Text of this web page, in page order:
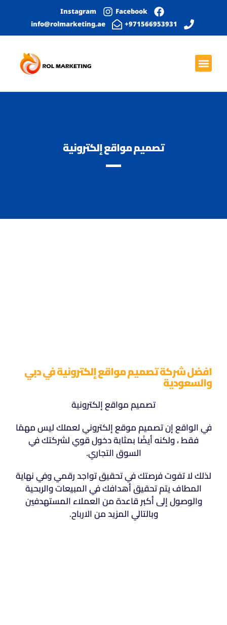
Facebook
Instagram
971566953931+
info@rolmarketing.ae
تصميم مواقع إلكترونية
افضل شركة تصميم مواقع إلكترونية في دبي
والسعودية
تصميم مواقع إلكترونية
في الواقع إن تصميم موقع إلكتروني لعملك ليس مهمًا
فقط ، ولكنه أيضًا بمثابة دخول قوي لشركتك في
السوق التجاري.
لذلك لا تفوت فرصتك في تحقيق تواجد رقمي وفي نهاية
المطاف يتم تحقيق أهدافك في المبيعات والربحية
والوصول إلى أكبر قاعدة من العملاء المستهدفين
وبالتالي المزيد من الارباح.